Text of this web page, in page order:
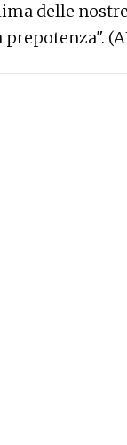
delle